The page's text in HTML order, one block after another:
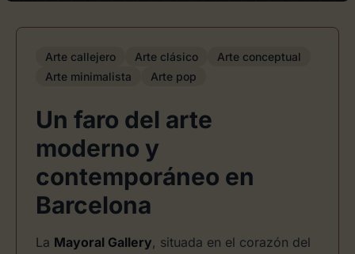
Arte callejero Arte clásico
Arte conceptual
Arte minimalista
Arte pop
Un faro del arte
moderno y
contemporáneo en
Barcelona
La Mayoral Gallery, situada en el corazón del